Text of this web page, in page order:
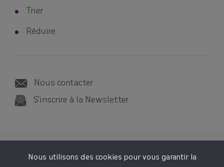
Trier
Réduire
Nous contacter
S'inscrire à la Newsletter
© 2026 SMICTOM SUD-EST 35
Nous utilisons des cookies pour vous garantir la